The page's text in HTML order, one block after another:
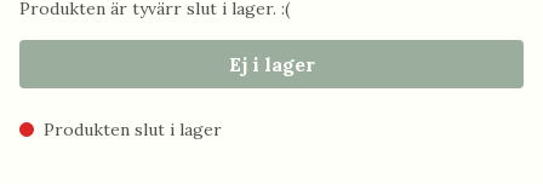
Produkten är tyvärr slut i lager. :(
Ej i lager
Produkten slut i lager